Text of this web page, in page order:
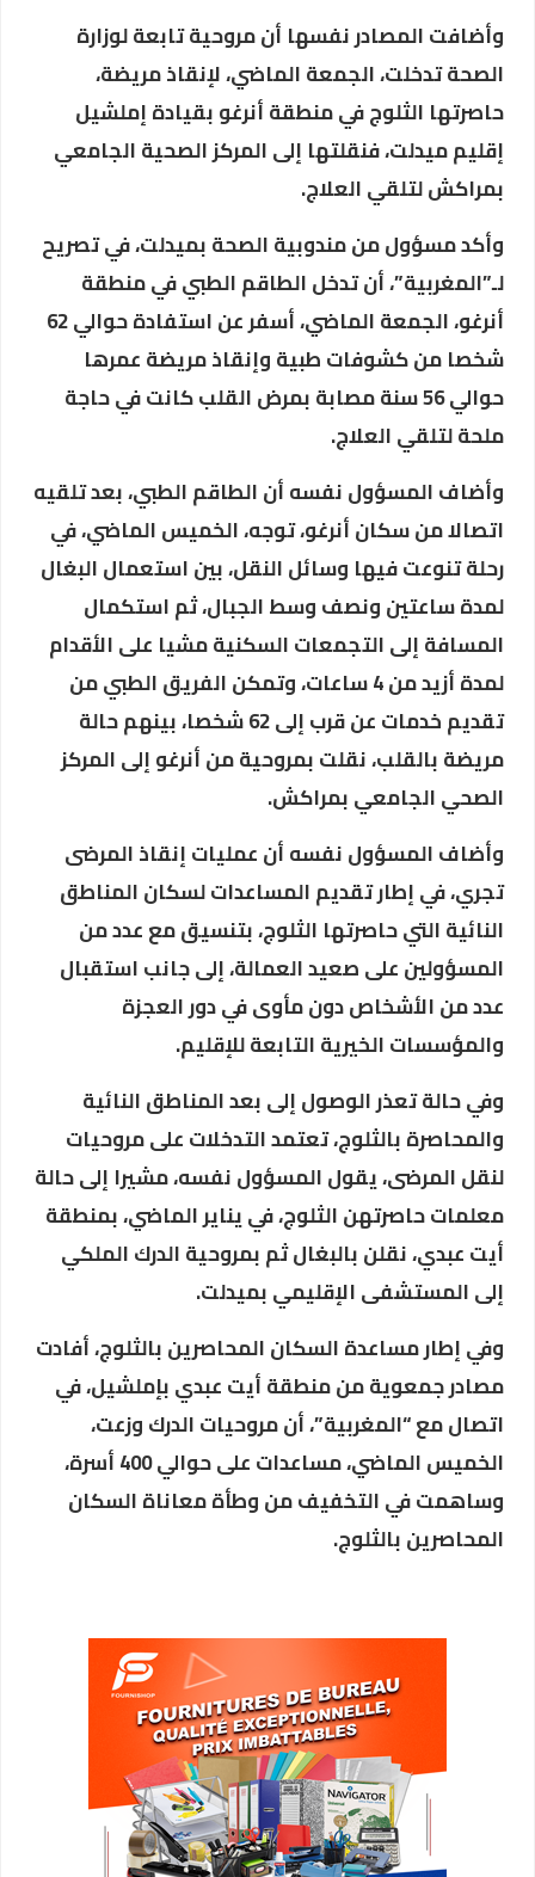
وأضافت المصادر نفسها أن مروحية تابعة لوزارة
الصحة تدخلت، الجمعة الماضي، لإنقاذ مريضة،
حاصرتها الثلوج في منطقة أنرغو بقيادة إملشيل
إقليم ميدلت، فنقلتها إلى المركز الصحية الجامعي
بمراكش لتلقي العلاج.
وأكد مسؤول من مندوبية الصحة بميدلت، في تصريح
لـ”المغربية”، أن تدخل الطاقم الطبي في منطقة
أنرغو، الجمعة الماضي، أسفر عن استفادة حوالي 62
شخصا من كشوفات طبية وإنقاذ مريضة عمرها
حوالي 56 سنة مصابة بمرض القلب كانت في حاجة
ملحة لتلقي العلاج.
وأضاف المسؤول نفسه أن الطاقم الطبي، بعد تلقيه
اتصالا من سكان أنرغو، توجه، الخميس الماضي، في
رحلة تنوعت فيها وسائل النقل، بين استعمال البغال
لمدة ساعتين ونصف وسط الجبال، ثم استكمال
المسافة إلى التجمعات السكنية مشيا على الأقدام
لمدة أزيد من 4 ساعات، وتمكن الفريق الطبي من
تقديم خدمات عن قرب إلى 62 شخصا، بينهم حالة
مريضة بالقلب، نقلت بمروحية من أنرغو إلى المركز
الصحي الجامعي بمراكش.
وأضاف المسؤول نفسه أن عمليات إنقاذ المرضى
تجري، في إطار تقديم المساعدات لسكان المناطق
النائية التي حاصرتها الثلوج، بتنسيق مع عدد من
المسؤولين على صعيد العمالة، إلى جانب استقبال
عدد من الأشخاص دون مأوى في دور العجزة
والمؤسسات الخيرية التابعة للإقليم.
وفي حالة تعذر الوصول إلى بعد المناطق النائية
والمحاصرة بالثلوج، تعتمد التدخلات على مروحيات
لنقل المرضى، يقول المسؤول نفسه، مشيرا إلى حالة
معلمات حاصرتهن الثلوج، في يناير الماضي، بمنطقة
أيت عبدي، نقلن بالبغال ثم بمروحية الدرك الملكي
إلى المستشفى الإقليمي بميدلت.
وفي إطار مساعدة السكان المحاصرين بالثلوج، أفادت
مصادر جمعوية من منطقة أيت عبدي بإملشيل، في
اتصال مع “المغربية”، أن مروحيات الدرك وزعت،
الخميس الماضي، مساعدات على حوالي 400 أسرة،
وساهمت في التخفيف من وطأة معاناة السكان
المحاصرين بالثلوج.